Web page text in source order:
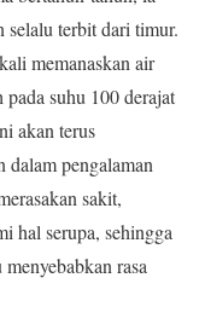
selalu terbit dari timur.
memanaskan air
suhu 100 derajat
akan terus
dalam pengalaman
sakit,
hal serupa, sehingga
rasa